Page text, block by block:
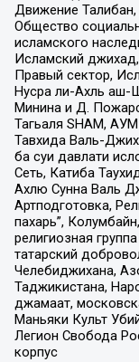
Движение Талибан,
Общество
исламского
Исламский
Правый сектор,
Нусра ли-Ахль аш-
Минина и Д.
Тагьаля SHAM,
Тавхида Валь-
ба суи давлати
Сеть, Катиба
Ахлю Сунна Валь
Артподготовка,
пахарь”,
религиозная
татарский
Челебиджихана,
Таджикистана,
джамаат,
Маньяки Культ
Легион Свобода
корпус